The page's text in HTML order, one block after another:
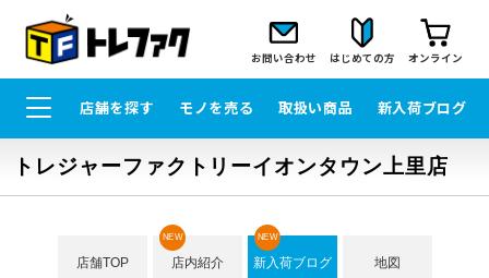
お問い合わせ はじめての方 オンライン
店舗を探す モノを売る 取扱い商品 新入荷ブログ
トレジャーファクトリーイオンタウン上里店
店舗TOP 店内紹介
NEW
新入荷ブログ
NEW
地図